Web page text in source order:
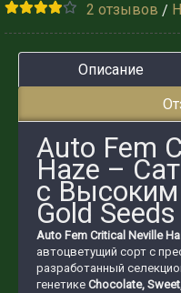
2 отзывов /
Описание
Auto Fem
Haze –
с
Gold
Auto Fem Critical Neville
автоцветущий сорт с
разработанный
генетике Chocolate,